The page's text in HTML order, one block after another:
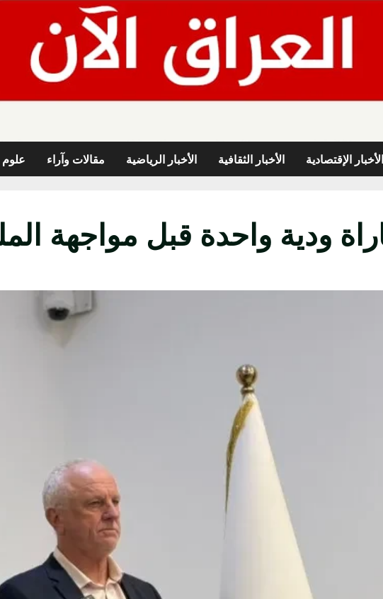
الأخبار الإقتصادية الأخبار الثقافية الأخبار الرياضية مقالات وآراء علوم
ودية واحدة قبل مواجهة